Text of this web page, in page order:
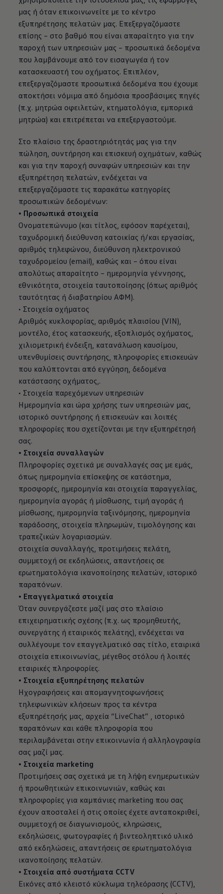
μας ή όταν επικοινωνείτε με το κέντρο
εξυπηρέτησης πελατών μας. Επεξεργαζόμαστε
επίσης – στο βαθμό που είναι απαραίτητο για την
παροχή των υπηρεσιών μας – προσωπικά δεδομένα
που λαμβάνουμε από τον εισαγωγέα ή τον
κατασκευαστή του οχήματος. Επιπλέον,
επεξεργαζόμαστε προσωπικά δεδομένα που έχουμε
αποκτήσει νόμιμα από δημόσια προσβάσιμες πηγές
(π.χ. μητρώα οφειλετών, κτηματολόγια, εμπορικά
μητρώα) και επιτρέπεται να επεξεργαστούμε.
Στο πλαίσιο της δραστηριότητάς μας για την
πώληση, συντήρηση και επισκευή οχημάτων, καθώς
και για την παροχή συναφών υπηρεσιών και την
εξυπηρέτηση πελατών, ενδέχεται να
επεξεργαζόμαστε τις παρακάτω κατηγορίες
προσωπικών δεδομένων:
• Προσωπικά στοιχεία
Ονοματεπώνυμο (και τίτλος, εφόσον παρέχεται),
ταχυδρομική διεύθυνση κατοικίας ή/και εργασίας,
αριθμός τηλεφώνου, διεύθυνση ηλεκτρονικού
ταχυδρομείου (email), καθώς και – όπου είναι
απολύτως απαραίτητο – ημερομηνία γέννησης,
εθνικότητα, στοιχεία ταυτοποίησης (όπως αριθμός
ταυτότητας ή διαβατηρίου ΑΦΜ).
• Στοιχεία οχήματος
Αριθμός κυκλοφορίας, αριθμός πλαισίου (VIN),
μοντέλο, έτος κατασκευής, εξοπλισμός οχήματος,
χιλιομετρική ένδειξη, κατανάλωση καυσίμου,
υπενθυμίσεις συντήρησης, πληροφορίες επισκευών
που καλύπτονται από εγγύηση, δεδομένα
κατάστασης οχήματος,.
• Στοιχεία παρεχόμενων υπηρεσιών
Ημερομηνία και ώρα χρήσης των υπηρεσιών μας,
ιστορικό συντήρησης ή επισκευών και λοιπές
πληροφορίες που σχετίζονται με την εξυπηρέτησή
σας.
• Στοιχεία συναλλαγών
Πληροφορίες σχετικά με συναλλαγές σας με εμάς,
όπως ημερομηνία επίσκεψης σε κατάστημα,
προσφορές, ημερομηνία και στοιχεία παραγγελίας,
ημερομηνία αγοράς ή μίσθωσης, τιμή αγοράς ή
μίσθωσης, ημερομηνία ταξινόμησης, ημερομηνία
παράδοσης, στοιχεία πληρωμών, τιμολόγησης και
τραπεζικών λογαριασμών.
στοιχεία συναλλαγής, προτιμήσεις πελάτη,
συμμετοχή σε εκδηλώσεις, απαντήσεις σε
ερωτηματολόγια ικανοποίησης πελατών, ιστορικό
παραπόνων.
• Επαγγελματικά στοιχεία
Όταν συνεργάζεστε μαζί μας στο πλαίσιο
επιχειρηματικής σχέσης (π.χ. ως προμηθευτής,
συνεργάτης ή εταιρικός πελάτης), ενδέχεται να
συλλέγουμε τον επαγγελματικό σας τίτλο, εταιρικά
στοιχεία επικοινωνίας, μέγεθος στόλου ή λοιπές
εταιρικές πληροφορίες.
• Στοιχεία εξυπηρέτησης πελατών
Ηχογραφήσεις και απομαγνητοφωνήσεις
τηλεφωνικών κλήσεων προς τα κέντρα
εξυπηρέτησής μας, αρχεία “LiveChat” , ιστορικό
παραπόνων και κάθε πληροφορία που
περιλαμβάνεται στην επικοινωνία ή αλληλογραφία
σας μαζί μας.
• Στοιχεία marketing
Προτιμήσεις σας σχετικά με τη λήψη ενημερωτικών
ή προωθητικών επικοινωνιών, καθώς και
πληροφορίες για καμπάνιες marketing που σας
έχουν αποσταλεί ή στις οποίες έχετε ανταποκριθεί,
συμμετοχή σε διαγωνισμούς, κληρώσεις,
εκδηλώσεις, φωτογραφίες ή βιντεοληπτικό υλικό
από εκδηλώσεις, απαντήσεις σε ερωτηματολόγια
ικανοποίησης πελατών.
• Στοιχεία από συστήματα CCTV
Εικόνες από κλειστό κύκλωμα τηλεόρασης (CCTV),